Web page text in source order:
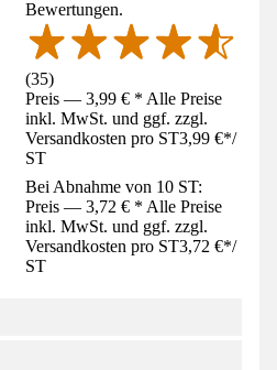
Bewertungen.
(35)
Preis — 3,99 € * Alle Preise
inkl. MwSt. und ggf. zzgl.
Versandkosten pro ST3,99 €*/
ST
Bei Abnahme von 10 ST:
Preis — 3,72 € * Alle Preise
inkl. MwSt. und ggf. zzgl.
Versandkosten pro ST3,72 €*/
ST